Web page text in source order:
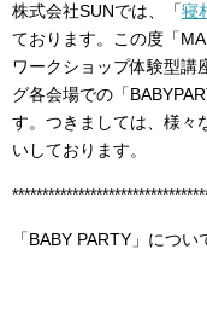
株式会社SUNでは、「寝
ております。この度「
ワークショップ体験型講
グ各会場での「
す。つきましては、様々
いしております。
「BABY PARTY」につい